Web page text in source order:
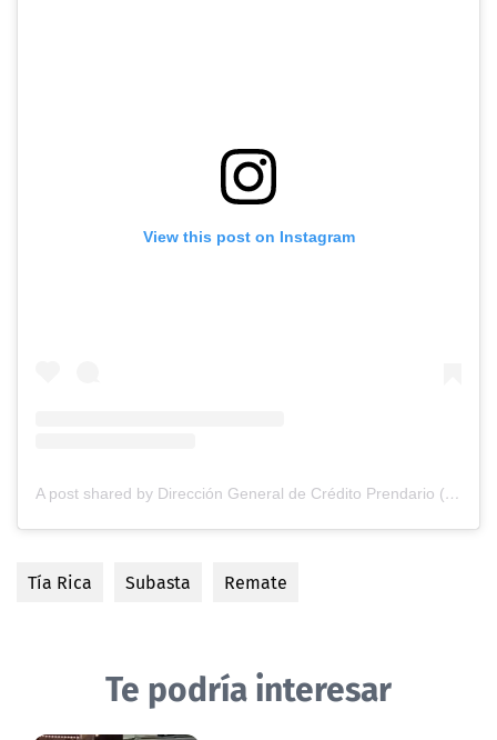
View this post on Instagram
A post shared by Dirección General de Crédito Prendario (@dicrep__)
Tía Rica Subasta Remate
Te podría interesar